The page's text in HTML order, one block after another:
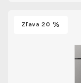
Zľava 20 %